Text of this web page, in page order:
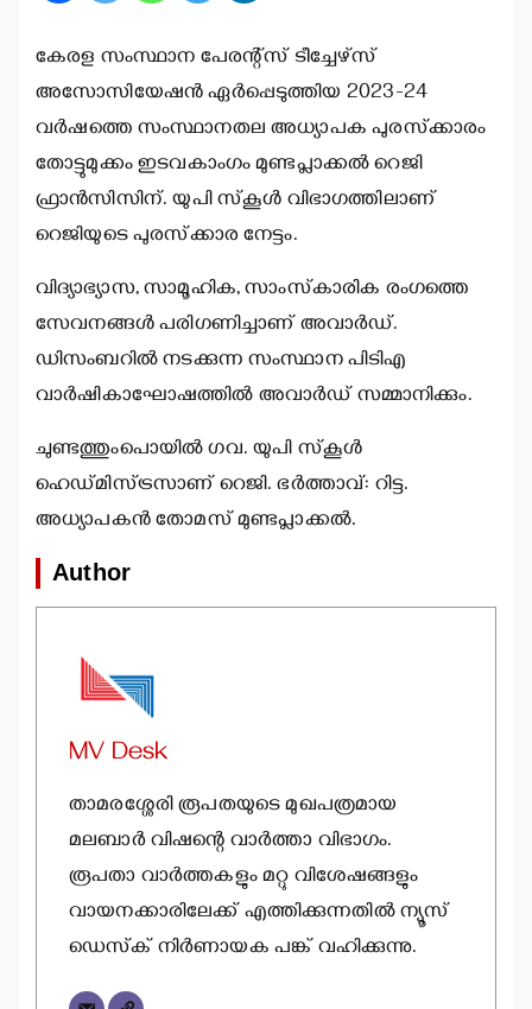
കേരള സംസ്ഥാന പേരന്റ്‌സ് ടീച്ചേഴ്‌സ്
അസോസിയേഷന്‍ ഏര്‍പ്പെടുത്തിയ 2023-24
വര്‍ഷത്തെ സംസ്ഥാനതല അധ്യാപക പുരസ്‌ക്കാരം
തോട്ടുമുക്കം ഇടവകാംഗം മുണ്ടപ്ലാക്കല്‍ റെജി
ഫ്രാന്‍സിസിന്. യുപി സ്‌കൂള്‍ വിഭാഗത്തിലാണ്
റെജിയുടെ പുരസ്‌ക്കാര നേട്ടം.
വിദ്യാഭ്യാസ, സാമൂഹിക, സാംസ്‌കാരിക രംഗത്തെ
സേവനങ്ങള്‍ പരിഗണിച്ചാണ് അവാര്‍ഡ്.
ഡിസംബറില്‍ നടക്കുന്ന സംസ്ഥാന പിടിഎ
വാര്‍ഷികാഘോഷത്തില്‍ അവാര്‍ഡ് സമ്മാനിക്കും.
ചുണ്ടത്തുംപൊയില്‍ ഗവ. യുപി സ്‌കൂള്‍
ഹെഡ്മിസ്ട്രസാണ് റെജി. ഭര്‍ത്താവ്: റിട്ട.
അധ്യാപകന്‍ തോമസ് മുണ്ടപ്ലാക്കല്‍.
Author
MV Desk
താമരശ്ശേരി രൂപതയുടെ മുഖപത്രമായ
മലബാര്‍ വിഷന്റെ വാര്‍ത്താ വിഭാഗം.
രൂപതാ വാര്‍ത്തകളും മറ്റു വിശേഷങ്ങളും
വായനക്കാരിലേക്ക് എത്തിക്കുന്നതില്‍ ന്യൂസ്
ഡെസ്‌ക് നിര്‍ണായക പങ്ക് വഹിക്കുന്നു.